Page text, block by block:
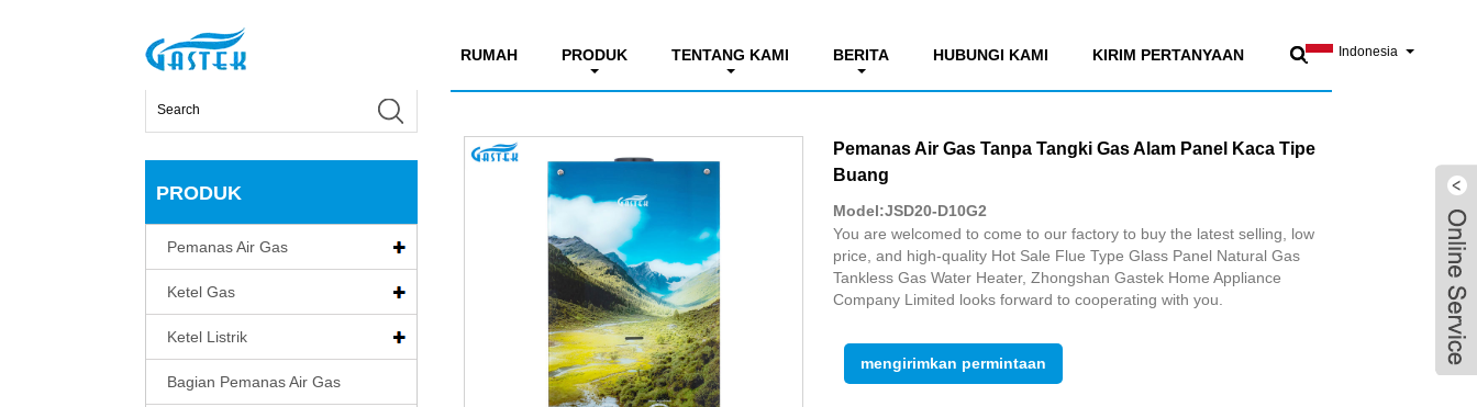
Indonesia
RUMAH PRODUK TENTANG KAMI BERITA HUBUNGI KAMI KIRIM PERTANYAAN
Rumah> Produk
PRODUK
Pemanas Air Gas
Ketel Gas
Ketel Listrik
Bagian Pemanas Air Gas
Pemanas Air Gas Tanpa Tangki Gas Alam Panel Kaca Tipe
Buang
Model:JSD20-D10G2
You are welcomed to come to our factory to buy the latest selling, low
price, and high-quality Hot Sale Flue Type Glass Panel Natural Gas
Tankless Gas Water Heater, Zhongshan Gastek Home Appliance
Company Limited looks forward to cooperating with you.
mengirimkan permintaan